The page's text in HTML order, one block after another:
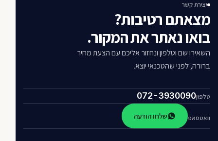
יצירת קשר
מצאתם רטיבות?
בואו נאתר את המקור.
השאירו שם וטלפון ונחזור אליכם עם הצעת מחיר
ברורה, לפני שהטכנאי יוצא.
טלפון072-3930090
וואטסאפ שלחו הודעה